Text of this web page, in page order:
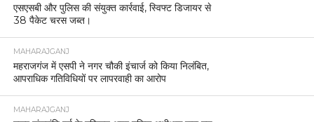
एसएसबी और पुलिस की संयुक्त कार्रवाई, स्विफ्ट डिजायर से
38 पैकेट चरस जब्त।
MAHARAJGANJ
महराजगंज में एसपी ने नगर चौकी इंचार्ज को किया निलंबित,
आपराधिक गतिविधियों पर लापरवाही का आरोप
MAHARAJGANJ